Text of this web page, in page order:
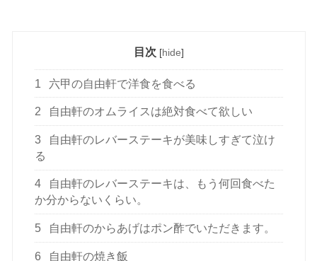
目次 [hide]
1 六甲の自由軒で洋食を食べる
2 自由軒のオムライスは絶対食べて欲しい
3
自由軒のレバーステーキが美味しすぎて泣け
る
4
自由軒のレバーステーキは、もう何回食べた
か分からないくらい。
5 自由軒のからあげはポン酢でいただきます。
6 自由軒の焼き飯